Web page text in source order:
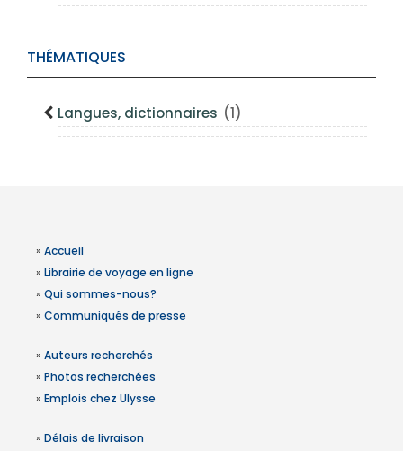
THÉMATIQUES
Langues, dictionnaires (1)
» Accueil
» Librairie de voyage en ligne
» Qui sommes-nous?
» Communiqués de presse
» Auteurs recherchés
» Photos recherchées
» Emplois chez Ulysse
» Délais de livraison